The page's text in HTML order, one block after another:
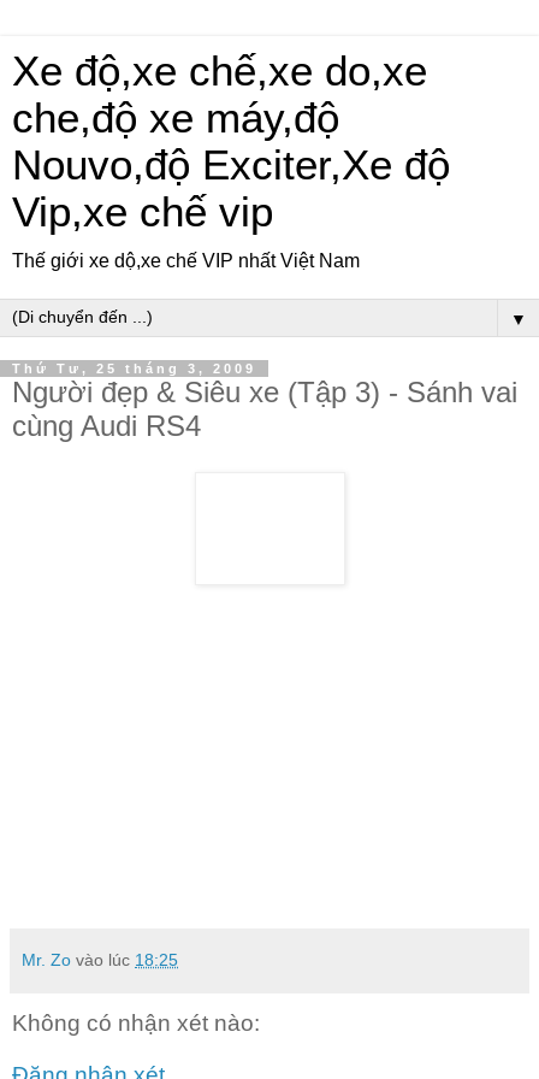
Xe độ,xe chế,xe do,xe
che,độ xe máy,độ
Nouvo,độ Exciter,Xe độ
Vip,xe chế vip
Thế giới xe dộ,xe chế VIP nhất Việt Nam
▼
Thứ Tư, 25 tháng 3, 2009
Người đẹp & Siêu xe (Tập 3) - Sánh vai
cùng Audi RS4
Mr. Zo vào lúc 18:25
Không có nhận xét nào: